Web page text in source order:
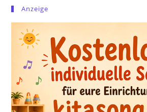
Anzeige